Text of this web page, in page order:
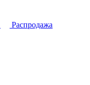
Распродажа